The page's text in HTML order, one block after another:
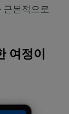
근본적으로
여정이